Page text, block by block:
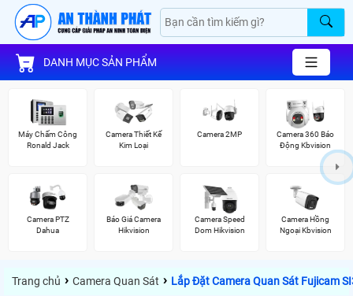
DANH MỤC SẢN PHẨM
Máy Chấm Công
Ronald Jack
Camera Thiết Kế
Kim Loại
Camera 2MP
Camera 360 Báo
Động Kbvision
Camera PTZ
Dahua
Báo Giá Camera
Hikvision
Camera Speed
Dom Hikvision
Camera Hồng
Ngoại Kbvision
Trang chủ › Camera Quan Sát › Lắp Đặt Camera Quan Sát Fujicam